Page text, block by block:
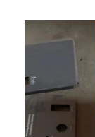
हमारे बारे में
फैक्टरी यात्रा